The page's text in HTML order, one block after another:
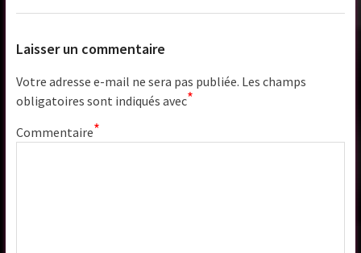
Laisser un commentaire
Votre adresse e-mail ne sera pas publiée. Les champs
obligatoires sont indiqués avec*
Commentaire*